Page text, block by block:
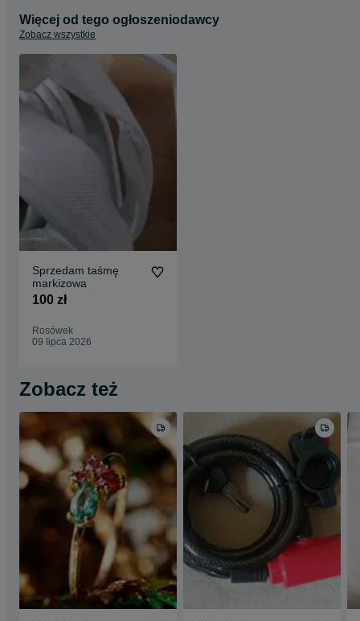
Więcej od tego ogłoszeniodawcy
Zobacz wszystkie
Sprzedam taśmę
markizowa
100 zł
Rosówek
09 lipca 2026
Zobacz też